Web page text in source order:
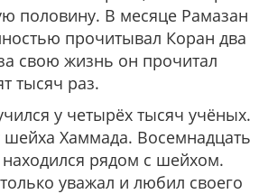
половину. В месяце Рамазан
прочитывал Коран два
свою жизнь он прочитал
тысяч раз.
у четырёх тысяч учёных.
шейха Хаммада. Восемнадцать
рядом с шейхом.
уважал и любил своего